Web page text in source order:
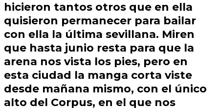
hicieron tantos otros que en ella
quisieron permanecer para bailar
con ella la última sevillana. Miren
que hasta junio resta para que la
arena nos vista los pies, pero en
esta ciudad la manga corta viste
desde mañana mismo, con el único
alto del Corpus, en el que nos